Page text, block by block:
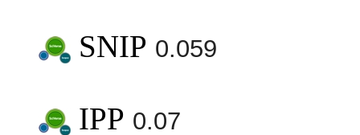
SNIP 0.059
IPP 0.07